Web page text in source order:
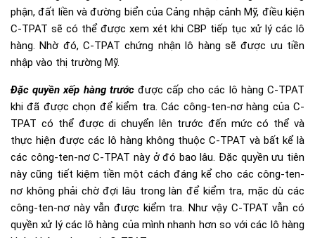
phận, đất liền và đường biển của Cảng nhập cảnh Mỹ, điều kiện
C-TPAT sẽ có thể được xem xét khi CBP tiếp tục xử lý các lô
hàng. Nhờ đó, C-TPAT chứng nhận lô hàng sẽ được ưu tiền
nhập vào thị trường Mỹ.
Đặc quyền xếp hàng trướcđược cấp cho các lô hàng C-TPAT
khi đã được chọn để kiểm tra. Các công-ten-nơ hàng của C-
TPAT có thể được di chuyển lên trước đến mức có thể và
thực hiện được các lô hàng không thuộc C-TPAT và bất kể là
các công-ten-nơ C-TPAT này ở đó bao lâu. Đặc quyền ưu tiên
này cũng tiết kiệm tiền một cách đáng kể cho các công-ten-
nơ không phải chờ đợi lâu trong làn để kiểm tra, mặc dù các
công-ten-nơ này vẫn được kiểm tra. Như vậy C-TPAT vẫn có
quyền xử lý các lô hàng của mình nhanh hơn so với các lô hàng